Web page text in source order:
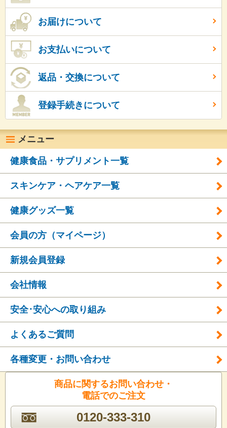
お届けについて
お支払いについて
返品・交換について
登録手続きについて
メニュー
健康食品・サプリメント一覧
スキンケア・ヘアケア一覧
健康グッズ一覧
会員の方（マイページ）
新規会員登録
会社情報
安全･安心への取り組み
よくあるご質問
各種変更・お問い合わせ
商品に関するお問い合わせ・
電話でのご注文
0120-333-310